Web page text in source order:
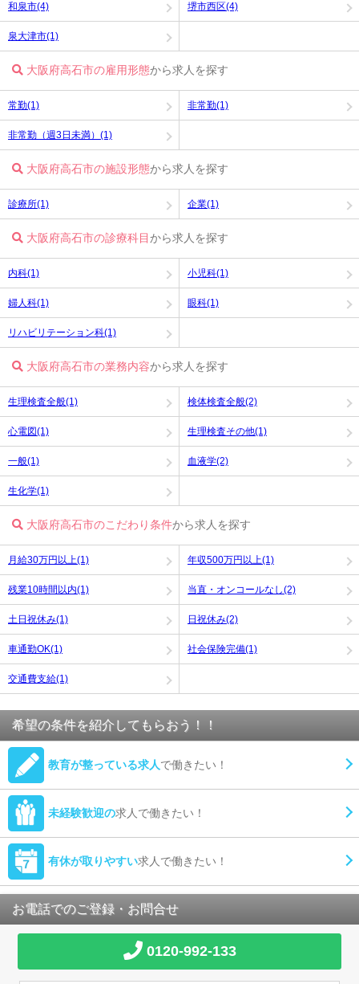
和泉市(4) 堺市西区(4)
泉大津市(1)
大阪府高石市の雇用形態から求人を探す
常勤(1) 非常勤(1)
非常勤（週3日未満）(1)
大阪府高石市の施設形態から求人を探す
診療所(1) 企業(1)
大阪府高石市の診療科目から求人を探す
内科(1) 小児科(1)
婦人科(1) 眼科(1)
リハビリテーション科(1)
大阪府高石市の業務内容から求人を探す
生理検査全般(1) 検体検査全般(2)
心電図(1) 生理検査その他(1)
一般(1) 血液学(2)
生化学(1)
大阪府高石市のこだわり条件から求人を探す
月給30万円以上(1) 年収500万円以上(1)
残業10時間以内(1) 当直・オンコールなし(2)
土日祝休み(1) 日祝休み(2)
車通勤OK(1) 社会保険完備(1)
交通費支給(1)
希望の条件を紹介してもらおう！！
教育が整っている求人で働きたい！
未経験歓迎の求人で働きたい！
有休が取りやすい求人で働きたい！
お電話でのご登録・お問合せ
0120-992-133